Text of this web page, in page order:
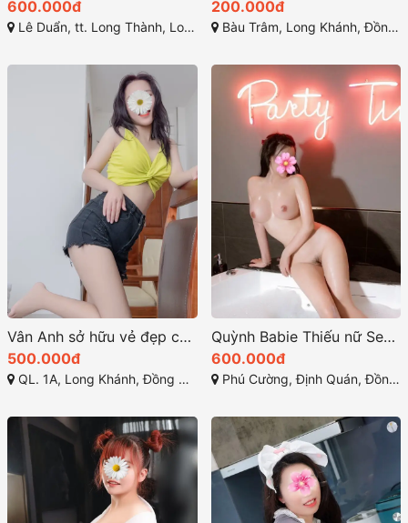
600.000đ
Lê Duẩn, tt. Long Thành, Long Thành, Đồng Nai
200.000đ
Bàu Trâm, Long Khánh, Đồng Nai
Vân Anh sở hữu vẻ đẹp cuốn hút cùng vóc dáng hoàn hảo
500.000đ
QL. 1A, Long Khánh, Đồng Nai
Quỳnh Babie Thiếu nữ Sexy – Dáng xinh ngực đẹp
600.000đ
Phú Cường, Định Quán, Đồng Nai